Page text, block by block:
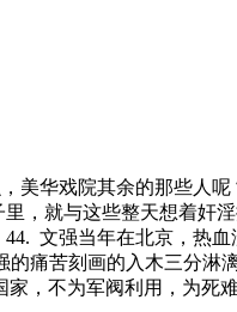
美华戏院其余的那些人
，就与这些整天想着奸
文强当年在北京，热
痛苦刻画的入木三分淋
，不为军阀利用，为死